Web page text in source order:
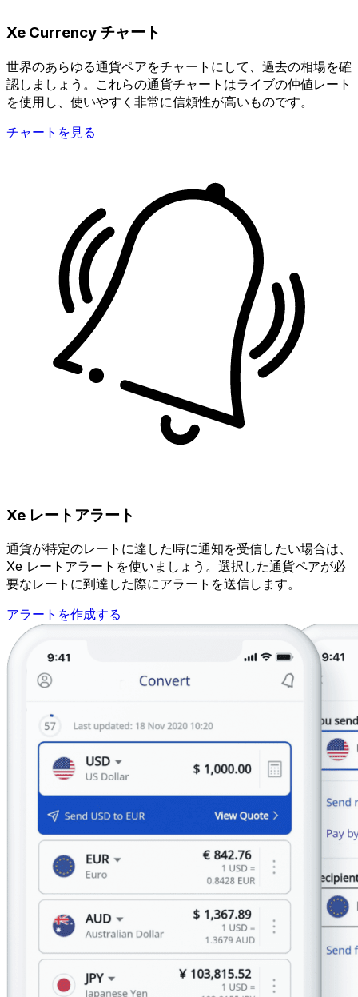
Xe Currency チャート
世界のあらゆる通貨ペアをチャートにして、過去の相場を確
認しましょう。これらの通貨チャートはライブの仲値レート
を使用し、使いやすく非常に信頼性が高いものです。
チャートを見る
Xe レートアラート
通貨が特定のレートに達した時に通知を受信したい場合は、
Xe レートアラートを使いましょう。選択した通貨ペアが必
要なレートに到達した際にアラートを送信します。
アラートを作成する